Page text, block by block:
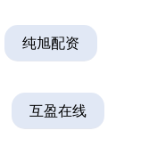
纯旭配资
互盈在线